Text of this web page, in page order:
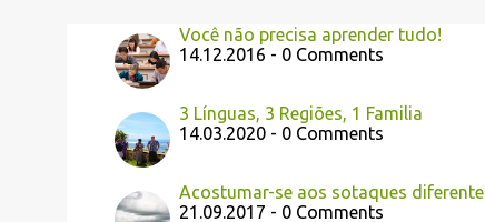
Você não precisa aprender tudo!
14.12.2016 - 0 Comments
3 Línguas, 3 Regiões, 1 Familia
14.03.2020 - 0 Comments
Acostumar-se aos sotaques
21.09.2017 - 0 Comments